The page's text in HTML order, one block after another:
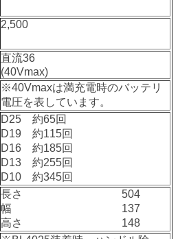
2,500
直流36
(40Vmax)
※40Vmaxは満充電時のバッテリ
電圧を表しています。
D25 約65回
D19 約115回
D16 約185回
D13 約255回
D10 約345回
長さ 504
幅 137
高さ 148